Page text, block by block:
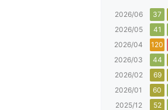
2026/06 37
2026/05
41
2026/04
120
2026/03
44
2026/02
69
2026/01
60
2025/12
52